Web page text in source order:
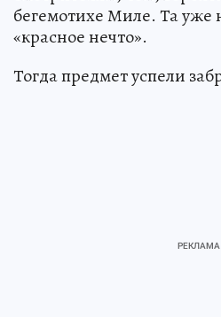
бегемотихе Миле. Та уже
«красное нечто».
Тогда предмет успели